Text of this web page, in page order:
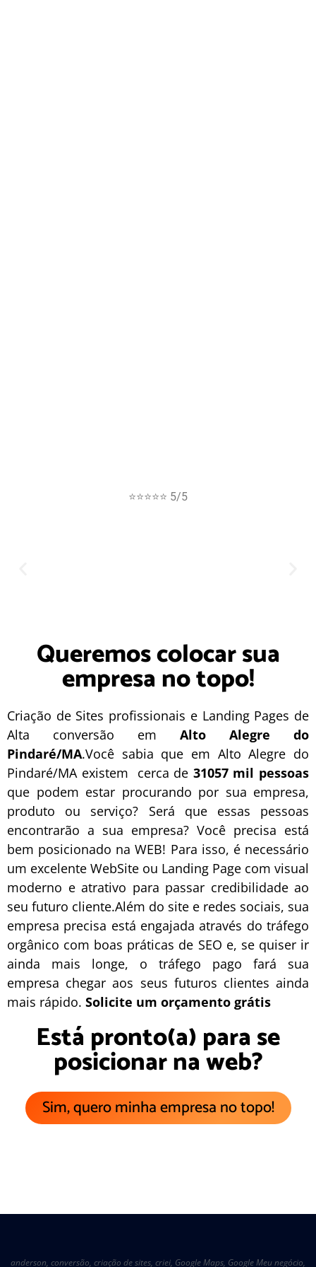
⭐⭐⭐⭐⭐ 5/5
Queremos colocar sua
empresa no topo!
Criação de Sites profissionais e Landing Pages de
Alta conversão em Alto Alegre do
Pindaré/MA.Você sabia que em Alto Alegre do
Pindaré/MA existem cerca de 31057 mil pessoas
que podem estar procurando por sua empresa,
produto ou serviço? Será que essas pessoas
encontrarão a sua empresa? Você precisa está
bem posicionado na WEB! Para isso, é necessário
um excelente WebSite ou Landing Page com visual
moderno e atrativo para passar credibilidade ao
seu futuro cliente.Além do site e redes sociais, sua
empresa precisa está engajada através do tráfego
orgânico com boas práticas de SEO e, se quiser ir
ainda mais longe, o tráfego pago fará sua
empresa chegar aos seus futuros clientes ainda
mais rápido. Solicite um orçamento grátis
Está pronto(a) para se
posicionar na web?
Sim, quero minha empresa no topo!
anderson, conversão, criação de sites, criei, Google Maps, Google Meu negócio,